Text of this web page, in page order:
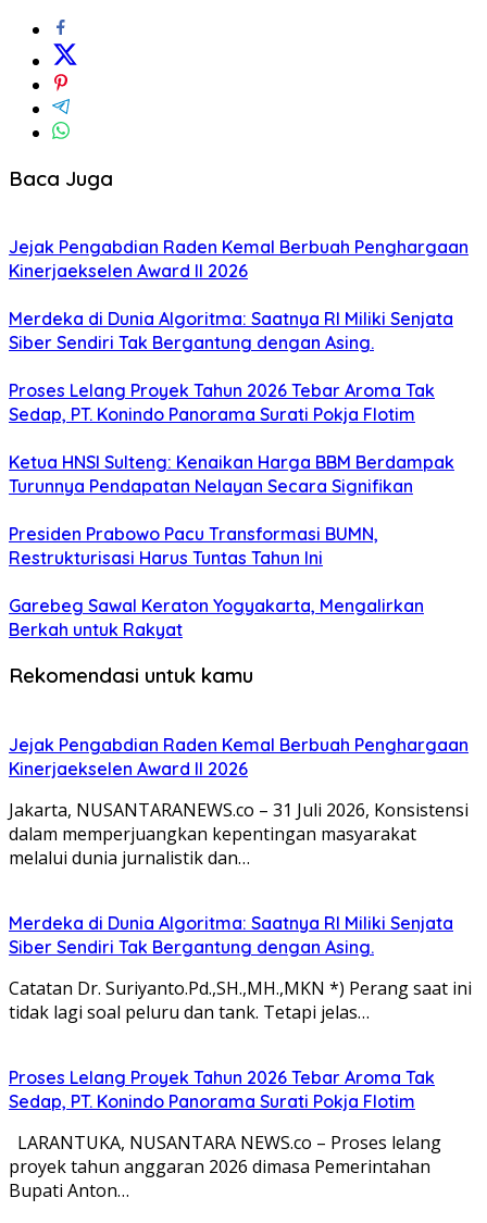
Baca Juga
Jejak Pengabdian Raden Kemal Berbuah Penghargaan
Kinerjaekselen Award II 2026
Merdeka di Dunia Algoritma: Saatnya RI Miliki Senjata
Siber Sendiri Tak Bergantung dengan Asing.
Proses Lelang Proyek Tahun 2026 Tebar Aroma Tak
Sedap, PT. Konindo Panorama Surati Pokja Flotim
Ketua HNSI Sulteng: Kenaikan Harga BBM Berdampak
Turunnya Pendapatan Nelayan Secara Signifikan
Presiden Prabowo Pacu Transformasi BUMN,
Restrukturisasi Harus Tuntas Tahun Ini
Garebeg Sawal Keraton Yogyakarta, Mengalirkan
Berkah untuk Rakyat
Rekomendasi untuk kamu
Jejak Pengabdian Raden Kemal Berbuah Penghargaan
Kinerjaekselen Award II 2026
Jakarta, NUSANTARANEWS.co – 31 Juli 2026, Konsistensi
dalam memperjuangkan kepentingan masyarakat
melalui dunia jurnalistik dan…
Merdeka di Dunia Algoritma: Saatnya RI Miliki Senjata
Siber Sendiri Tak Bergantung dengan Asing.
Catatan Dr. Suriyanto.Pd.,SH.,MH.,MKN *) Perang saat ini
tidak lagi soal peluru dan tank. Tetapi jelas…
Proses Lelang Proyek Tahun 2026 Tebar Aroma Tak
Sedap, PT. Konindo Panorama Surati Pokja Flotim
LARANTUKA, NUSANTARA NEWS.co – Proses lelang
proyek tahun anggaran 2026 dimasa Pemerintahan
Bupati Anton…